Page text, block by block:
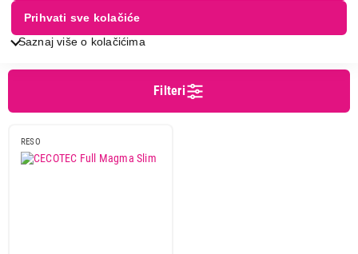
Saznaj više o kolačićima
Prihvati sve kolačiće
Sortiranje Prikaz
Filteri
RESO